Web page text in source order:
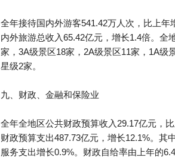
全年接待国内外游客541.42万人次，比上
内外旅游总收入65.42亿元，增长1.4倍。全
家，3A级景区18家，2A级景区11家，1A级
星级2家。
九、财政、金融和保险业
全年全地区公共财政预算收入29.17亿元，
财政预算支出487.73亿元，增长12.1%。其
服务支出增长0.9%。财政自给率由上年的